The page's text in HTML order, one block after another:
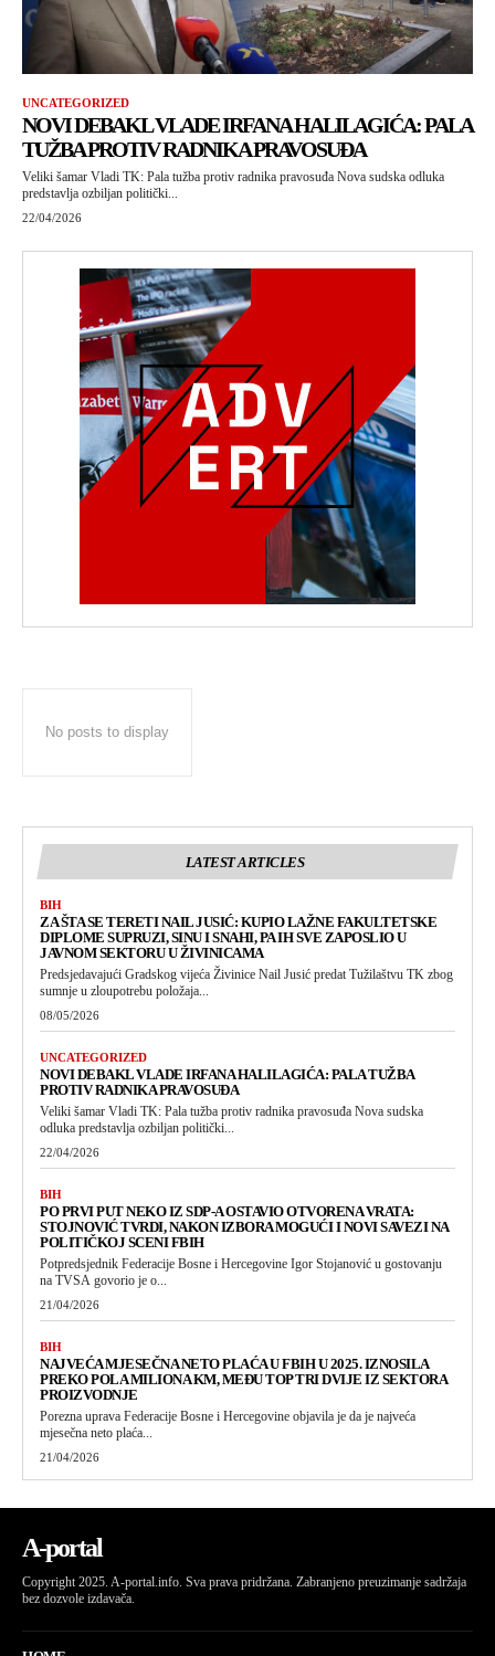
UNCATEGORIZED
NOVI DEBAKL VLADE IRFANA HALILAGIĆA: PALA
TUŽBA PROTIV RADNIKA PRAVOSUĐA
Veliki šamar Vladi TK: Pala tužba protiv radnika pravosuđa Nova sudska odluka
predstavlja ozbiljan politički...
22/04/2026
No posts to display
LATEST ARTICLES
BIH
ZA ŠTA SE TERETI NAIL JUSIĆ: KUPIO LAŽNE FAKULTETSKE
DIPLOME SUPRUZI, SINU I SNAHI, PA IH SVE ZAPOSLIO U
JAVNOM SEKTORU U ŽIVINICAMA
Predsjedavajući Gradskog vijeća Živinice Nail Jusić predat Tužilaštvu TK zbog
sumnje u zloupotrebu položaja...
08/05/2026
UNCATEGORIZED
NOVI DEBAKL VLADE IRFANA HALILAGIĆA: PALA TUŽBA
PROTIV RADNIKA PRAVOSUĐA
Veliki šamar Vladi TK: Pala tužba protiv radnika pravosuđa Nova sudska
odluka predstavlja ozbiljan politički...
22/04/2026
BIH
PO PRVI PUT NEKO IZ SDP-A OSTAVIO OTVORENA VRATA:
STOJNOVIĆ TVRDI, NAKON IZBORA MOGUĆI I NOVI SAVEZI NA
POLITIČKOJ SCENI FBIH
Potpredsjednik Federacije Bosne i Hercegovine Igor Stojanović u gostovanju
na TVSA govorio je o...
21/04/2026
BIH
NAJVEĆA MJESEČNA NETO PLAĆA U FBIH U 2025. IZNOSILA
PREKO POLA MILIONA KM, MEĐU TOP TRI DVIJE IZ SEKTORA
PROIZVODNJE
Porezna uprava Federacije Bosne i Hercegovine objavila je da je najveća
mjesečna neto plaća...
21/04/2026
A-portal
Copyright 2025. A-portal.info. Sva prava pridržana. Zabranjeno preuzimanje sadržaja
bez dozvole izdavača.